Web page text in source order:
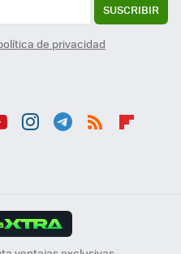
SUSCRIBIR
de privacidad